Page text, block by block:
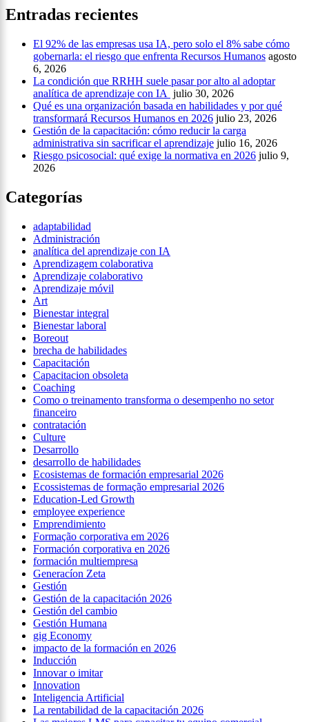
Entradas recientes
El 92% de las empresas usa IA, pero solo el 8% sabe cómo
gobernarla: el riesgo que enfrenta Recursos Humanos agosto
6, 2026
La condición que RRHH suele pasar por alto al adoptar
analítica de aprendizaje con IA julio 30, 2026
Qué es una organización basada en habilidades y por qué
transformará Recursos Humanos en 2026 julio 23, 2026
Gestión de la capacitación: cómo reducir la carga
administrativa sin sacrificar el aprendizaje julio 16, 2026
Riesgo psicosocial: qué exige la normativa en 2026 julio 9,
2026
Categorías
adaptabilidad
Administración
analítica del aprendizaje con IA
Aprendizagem colaborativa
Aprendizaje colaborativo
Aprendizaje móvil
Art
Bienestar integral
Bienestar laboral
Boreout
brecha de habilidades
Capacitación
Capacitacion obsoleta
Coaching
Como o treinamento transforma o desempenho no setor
financeiro
contratación
Culture
Desarrollo
desarrollo de habilidades
Ecosistemas de formación empresarial 2026
Ecossistemas de formação empresarial 2026
Education-Led Growth
employee experience
Emprendimiento
Formação corporativa em 2026
Formación corporativa en 2026
formación multiempresa
Generacíon Zeta
Gestión
Gestión de la capacitación 2026
Gestión del cambio
Gestión Humana
gig Economy
impacto de la formación en 2026
Inducción
Innovar o imitar
Innovation
Inteligencia Artificial
La rentabilidad de la capacitación 2026